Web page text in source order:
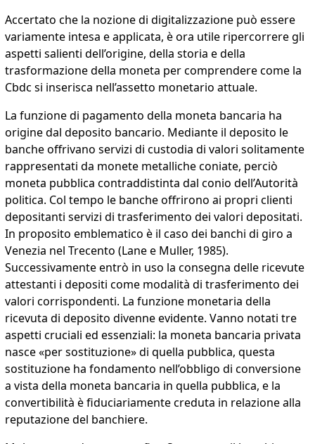
Accertato che la nozione di digitalizzazione può essere
variamente intesa e applicata, è ora utile ripercorrere gli
aspetti salienti dell’origine, della storia e della
trasformazione della moneta per comprendere come la
Cbdc si inserisca nell’assetto monetario attuale.
La funzione di pagamento della moneta bancaria ha
origine dal deposito bancario. Mediante il deposito le
banche offrivano servizi di custodia di valori solitamente
rappresentati da monete metalliche coniate, perciò
moneta pubblica contraddistinta dal conio dell’Autorità
politica. Col tempo le banche offrirono ai propri clienti
depositanti servizi di trasferimento dei valori depositati.
In proposito emblematico è il caso dei banchi di giro a
Venezia nel Trecento (Lane e Muller, 1985).
Successivamente entrò in uso la consegna delle ricevute
attestanti i depositi come modalità di trasferimento dei
valori corrispondenti. La funzione monetaria della
ricevuta di deposito divenne evidente. Vanno notati tre
aspetti cruciali ed essenziali: la moneta bancaria privata
nasce «per sostituzione» di quella pubblica, questa
sostituzione ha fondamento nell’obbligo di conversione
a vista della moneta bancaria in quella pubblica, e la
convertibilità è fiduciariamente creduta in relazione alla
reputazione del banchiere.